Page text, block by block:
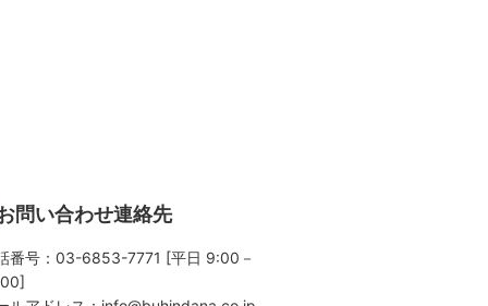
問い合わせ連絡先
番号：03-6853-7771 [平日 9:00－